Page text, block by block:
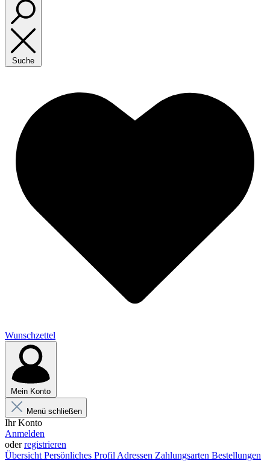
Suche
Wunschzettel
Mein Konto
Menü schließen
Ihr Konto
Anmelden
oderregistrieren
Übersicht Persönliches Profil Adressen Zahlungsarten Bestellungen